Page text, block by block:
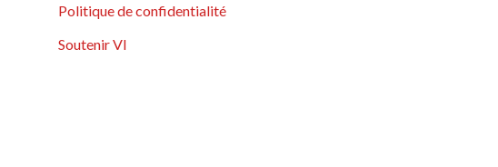
Politique de confidentialité
Soutenir VI